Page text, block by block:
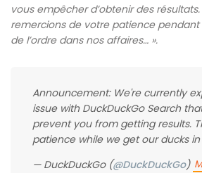
vous empêcher d’obtenir des
remercions de votre patience
de l’ordre dans nos affaires… ».
Announcement: We're currently
issue with DuckDuckGo Search
prevent you from getting results.
patience while we get our ducks
— DuckDuckGo (@DuckDuckGo)